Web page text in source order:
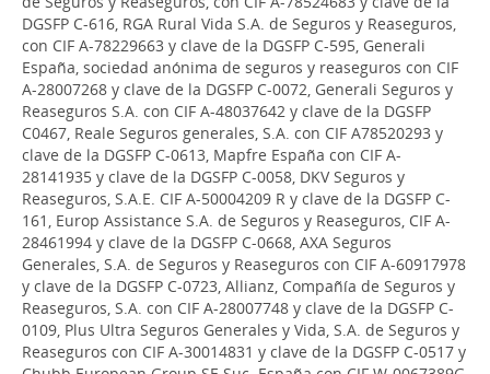
DGSFP C-616, RGA Rural Vida S.A. de Seguros y Reaseguros,
con CIF A-78229663 y clave de la DGSFP C-595, Generali
España, sociedad anónima de seguros y reaseguros con CIF
A-28007268 y clave de la DGSFP C-0072, Generali Seguros y
Reaseguros S.A. con CIF A-48037642 y clave de la DGSFP
C0467, Reale Seguros generales, S.A. con CIF A78520293 y
clave de la DGSFP C-0613, Mapfre España con CIF A-
28141935 y clave de la DGSFP C-0058, DKV Seguros y
Reaseguros, S.A.E. CIF A-50004209 R y clave de la DGSFP C-
161, Europ Assistance S.A. de Seguros y Reaseguros, CIF A-
28461994 y clave de la DGSFP C-0668, AXA Seguros
Generales, S.A. de Seguros y Reaseguros con CIF A-60917978
y clave de la DGSFP C-0723, Allianz, Compañía de Seguros y
Reaseguros, S.A. con CIF A-28007748 y clave de la DGSFP C-
0109, Plus Ultra Seguros Generales y Vida, S.A. de Seguros y
Reaseguros con CIF A-30014831 y clave de la DGSFP C-0517 y